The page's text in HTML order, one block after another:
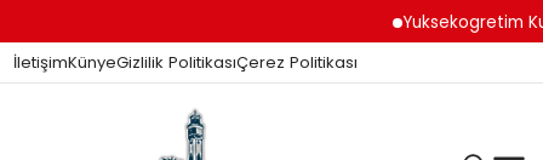
Yuksekogretim
İletişimKünyeGizlilik PolitikasıÇerez Politikası